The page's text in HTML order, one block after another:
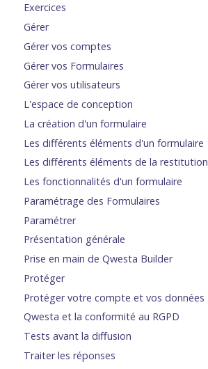
Exercices
Gérer
Gérer vos comptes
Gérer vos Formulaires
Gérer vos utilisateurs
L'espace de conception
La création d'un formulaire
Les différents éléments d'un formulaire
Les différents éléments de la restitution
Les fonctionnalités d'un formulaire
Paramétrage des Formulaires
Paramétrer
Présentation générale
Prise en main de Qwesta Builder
Protéger
Protéger votre compte et vos données
Qwesta et la conformité au RGPD
Tests avant la diffusion
Traiter les réponses